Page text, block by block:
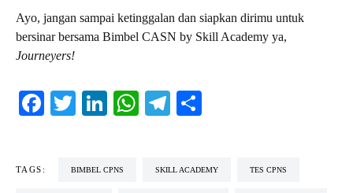
Ayo, jangan sampai ketinggalan dan siapkan dirimu untuk
bersinar bersama Bimbel CASN by Skill Academy ya,
Journeyers!
Facebook
TwitterLinkedIn
WhatsApp
Telegram
TAGS: BIMBEL CPNS SKILL ACADEMY TES CPNS